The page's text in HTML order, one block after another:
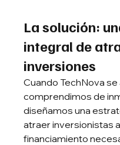
La solución:
integral de
inversiones
Cuando TechNova
comprendimos de
diseñamos una
atraer inversionistas
financiamiento